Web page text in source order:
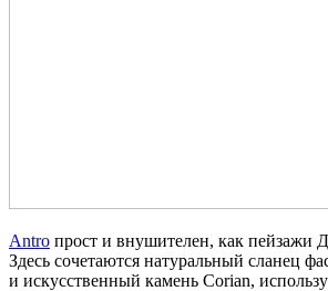
Antro прост и внушителен, как пейзажи
Здесь сочетаются натуральный сланец
и искусственный камень Corian,